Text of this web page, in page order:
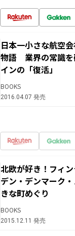
日本一小さな航空
物語 業界の常識を
インの「復活」
BOOKS
2016.04.07 発売
北欧が好き！フィ
デン・デンマーク
きな町めぐり
BOOKS
2015.12.11 発売